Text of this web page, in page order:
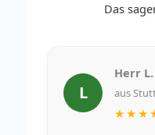
Das
L
Herr L.
aus